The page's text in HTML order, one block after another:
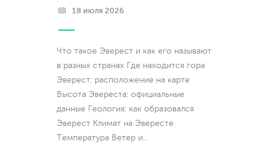
18 июля 2026
Что такое Эверест и как его называют
в разных странах Где находится гора
Эверест: расположение на карте
Высота Эвереста: официальные
данные Геология: как образовался
Эверест Климат на Эвересте
Температура Ветер и...